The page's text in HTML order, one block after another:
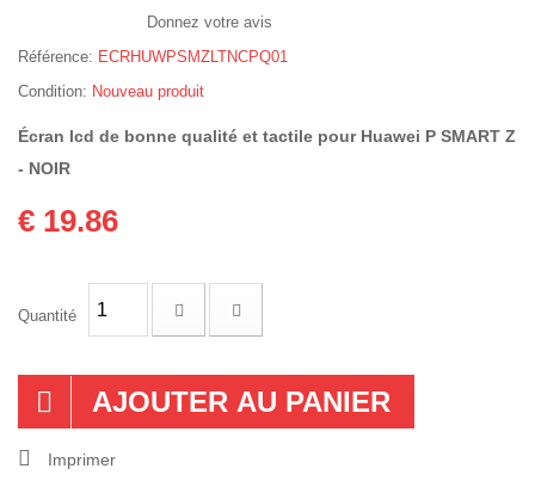
Donnez votre avis
Référence: ECRHUWPSMZLTNCPQ01
Condition: Nouveau produit
Écran lcd de bonne qualité et tactile pour Huawei P SMART Z
- NOIR
€ 19.86
Quantité
AJOUTER AU PANIER
Imprimer